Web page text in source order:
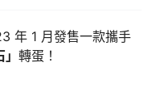
年 1 月發售一款攜手
轉蛋！